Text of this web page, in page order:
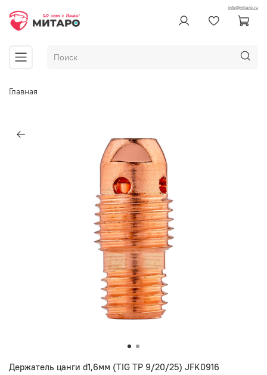
info@mitaro.ru
Главная
Держатель цанги d1,6мм (TIG TP 9/20/25) JFK0916